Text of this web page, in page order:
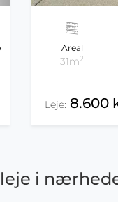
Areal
31m2
Leje: 8.600
i